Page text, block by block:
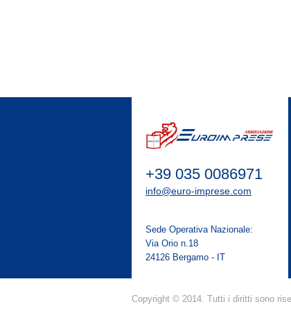
+39 035 0086971
info@euro-imprese.com
Sede Operativa Nazionale:
Via Orio n.18
24126 Bergamo - IT
Copyright © 2014. Tutti i diritti sono